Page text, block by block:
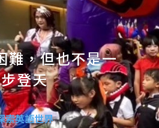
難，但也不是一
步登天
索英語世界